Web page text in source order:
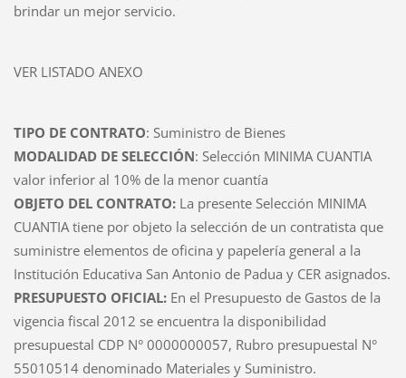
brindar un mejor servicio.
VER LISTADO ANEXO
TIPO DE CONTRATO: Suministro de Bienes
MODALIDAD DE SELECCIÓN: Selección MINIMA CUANTIA
valor inferior al 10% de la menor cuantía
OBJETO DEL CONTRATO:La presente Selección MINIMA
CUANTIA tiene por objeto la selección de un contratista que
suministre elementos de oficina y papelería general a la
Institución Educativa San Antonio de Padua y CER asignados.
PRESUPUESTO OFICIAL:En el Presupuesto de Gastos de la
vigencia fiscal 2012 se encuentra la disponibilidad
presupuestal CDP N° 0000000057, Rubro presupuestal N°
55010514 denominado Materiales y Suministro.